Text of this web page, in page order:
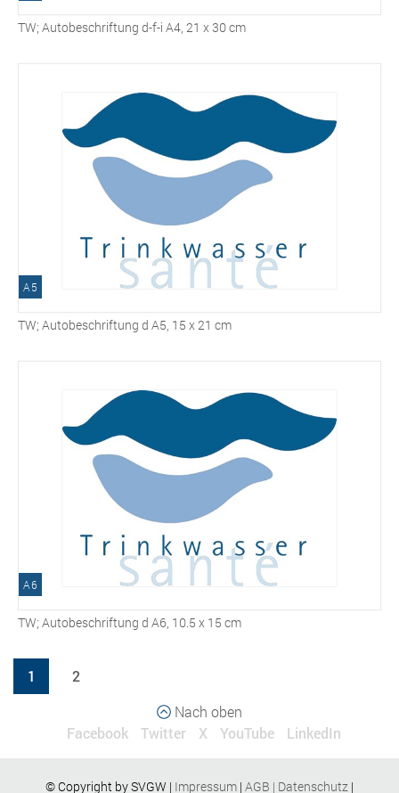
TW; Autobeschriftung d-f-i A4, 21 x 30 cm
A5
TW; Autobeschriftung d A5, 15 x 21 cm
A6
TW; Autobeschriftung d A6, 10.5 x 15 cm
1
2
Nach oben
Facebook
Twitter X YouTube LinkedIn
© Copyright by SVGW | Impressum | AGB | Datenschutz |